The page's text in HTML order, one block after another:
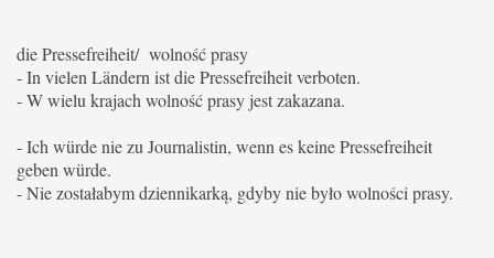
die Pressefreiheit/ wolność prasy
- In vielen Ländern ist die Pressefreiheit verboten.
- W wielu krajach wolność prasy jest zakazana.
- Ich würde nie zu Journalistin, wenn es keine Pressefreiheit
geben würde.
- Nie zostałabym dziennikarką, gdyby nie było wolności prasy.